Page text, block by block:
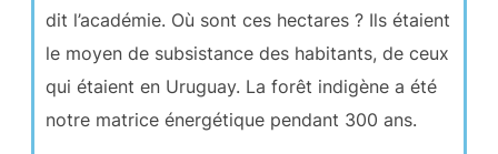
dit l’académie. Où sont ces hectares ? Ils étaient
le moyen de subsistance des habitants, de ceux
qui étaient en Uruguay. La forêt indigène a été
notre matrice énergétique pendant 300 ans.